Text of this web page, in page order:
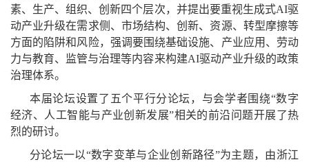
素、生产、组织、创新四个层次，并提出要重视生成式AI驱
动产业升级在需求侧、市场结构、创新、资源、转型摩擦等
方面的陷阱和风险，强调要围绕基础设施、产业应用、劳动
力与教育、监管与治理等内容来构建AI驱动产业升级的政策
治理体系。
本届论坛设置了五个平行分论坛，与会学者围绕“数字
经济、人工智能与产业创新发展”相关的前沿问题开展了热
烈的研讨。
分论坛一以“数字变革与企业创新路径”为主题，由浙江